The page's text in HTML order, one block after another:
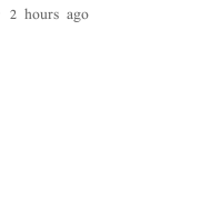
2 hours ago